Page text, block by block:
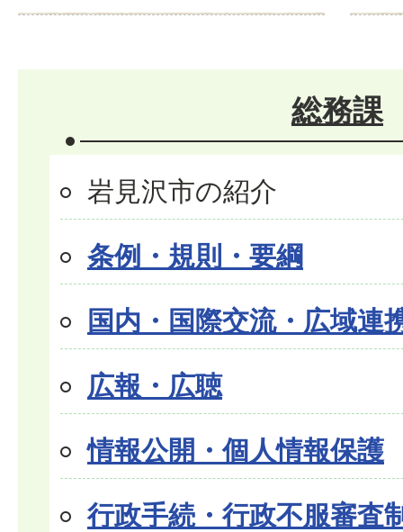
総務課
岩見沢市の紹介
条例・規則・要綱
国内・国際交流・広域連
広報・広聴
情報公開・個人情報保護
行政手続・行政不服審査